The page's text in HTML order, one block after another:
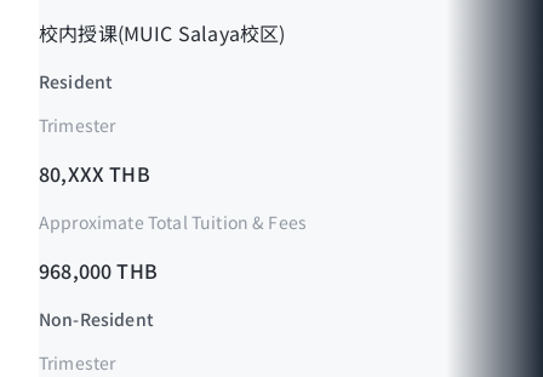
校内授课(MUIC Salaya校区)
Resident
Trimester
80,XXX THB
Approximate Total Tuition & Fees
968,000 THB
Non-Resident
Trimester